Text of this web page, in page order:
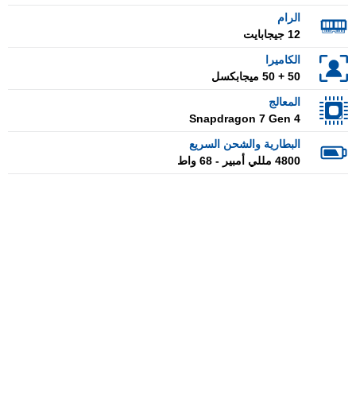
الرام
12 جيجابايت
الكاميرا
50 + 50 ميجابكسل
المعالج
Snapdragon 7 Gen 4
البطارية والشحن السريع
4800 مللي أمبير - 68 واط